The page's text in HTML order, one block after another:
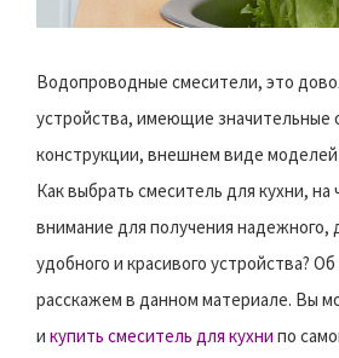
Водопроводные смесители, это
устройства, имеющие значительные
конструкции, внешнем виде
Как выбрать смеситель для кухни, на
внимание для получения надежного,
удобного и красивого устройства?
расскажем в данном материале. Вы
и купить смеситель для кухни по